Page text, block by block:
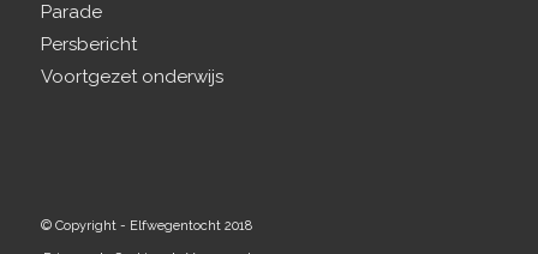
Parade
Persbericht
Voortgezet onderwijs
© Copyright - Elfwegentocht 2018